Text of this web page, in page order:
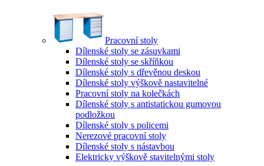
Pracovní stoly
Dílenské stoly se zásuvkami
Dílenské stoly se skříňkou
Dílenské stoly s dřevěnou deskou
Dílenské stoly výškově nastavitelné
Pracovní stoly na kolečkách
Dílenské stoly s antistatickou gumovou
podložkou
Dílenské stoly s policemi
Nerezové pracovní stoly
Dílenské stoly s nástavbou
Elektricky výškově stavitelnými stoly